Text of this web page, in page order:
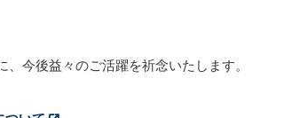
今後益々のご活躍を祈念いたします。